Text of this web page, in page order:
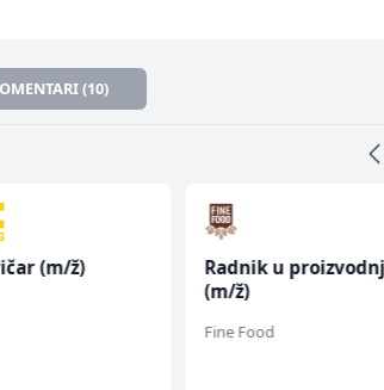
(10)
(m/ž)
Radnik u
(m/ž)
Fine Food